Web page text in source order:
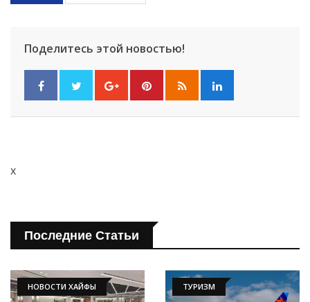
Искать
Поделитесь этой новостью!
x
Последние Статьи
НОВОСТИ ХАЙФЫ ТУРИЗМ